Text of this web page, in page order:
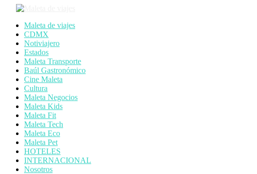
Maleta de viajes
CDMX
Notiviajero
Estados
Maleta Transporte
Baúl Gastronómico
Cine Maleta
Cultura
Maleta Negocios
Maleta Kids
Maleta Fit
Maleta Tech
Maleta Eco
Maleta Pet
HOTELES
INTERNACIONAL
Nosotros